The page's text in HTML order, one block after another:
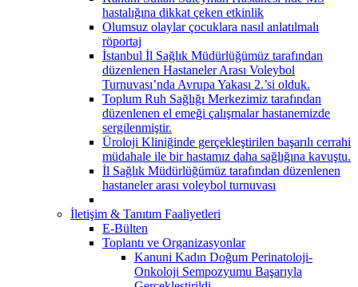
hastalığına dikkat çeken etkinlik
Olumsuz olaylar çocuklara nasıl anlatılmalı
röportaj
İstanbul İl Sağlık Müdürlüğümüz tarafından
düzenlenen Hastaneler Arası Voleybol
Turnuvası’nda Avrupa Yakası 2.’si olduk.
Toplum Ruh Sağlığı Merkezimiz tarafından
düzenlenen el emeği çalışmalar hastanemizde
sergilenmiştir.
Üroloji Kliniğinde gerçekleştirilen başarılı cerrahi
müdahale ile bir hastamız daha sağlığına kavuştu.
İl Sağlık Müdürlüğümüz tarafından düzenlenen
hastaneler arası voleybol turnuvası
İletişim & Tanıtım Faaliyetleri
E-Bülten
Toplantı ve Organizasyonlar
Kanuni Kadın Doğum Perinatoloji-
Onkoloji Sempozyumu Başarıyla